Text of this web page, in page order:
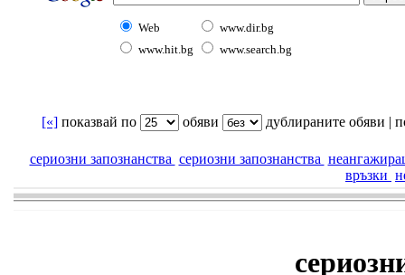
Web
www.dir.bg
www.hit.bg
www.search.bg
[«] показвай по oбяви дублираните обяви |
сериозни запознанства сериозни запознанства
връзки